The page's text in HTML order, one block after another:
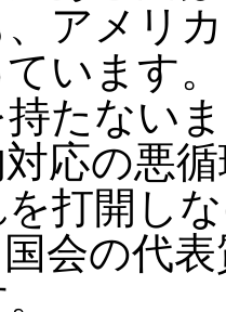
アメリ
います
たない
応の悪
打開し
会の代